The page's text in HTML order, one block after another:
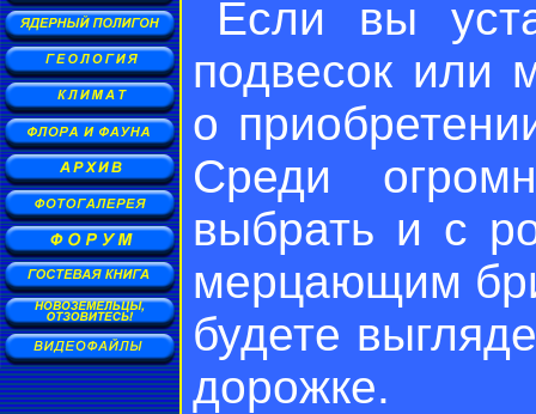
Если вы
подвесок или
о
Среди
выбрать и с
мерцающим
будете
дорожке.